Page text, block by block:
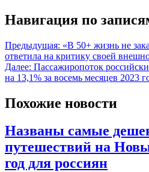
Навигация по
Предыдущая: «В 50+ жизнь не
ответила на критику своей
Далее: Пассажиропоток
на 13,1% за восемь месяцев 2023
Похожие новости
Названы самые
путешествий на
год для россиян